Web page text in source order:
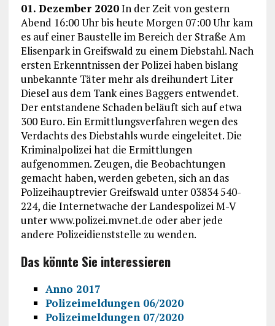
01. Dezember 2020In der Zeit von gestern
Abend 16:00 Uhr bis heute Morgen 07:00 Uhr kam
es auf einer Baustelle im Bereich der Straße Am
Elisenpark in Greifswald zu einem Diebstahl. Nach
ersten Erkenntnissen der Polizei haben bislang
unbekannte Täter mehr als dreihundert Liter
Diesel aus dem Tank eines Baggers entwendet.
Der entstandene Schaden beläuft sich auf etwa
300 Euro. Ein Ermittlungsverfahren wegen des
Verdachts des Diebstahls wurde eingeleitet. Die
Kriminalpolizei hat die Ermittlungen
aufgenommen. Zeugen, die Beobachtungen
gemacht haben, werden gebeten, sich an das
Polizeihauptrevier Greifswald unter 03834 540-
224, die Internetwache der Landespolizei M-V
unter www.polizei.mvnet.de oder aber jede
andere Polizeidienststelle zu wenden.
Das könnte Sie interessieren
Anno 2017
Polizeimeldungen 06/2020
Polizeimeldungen 07/2020